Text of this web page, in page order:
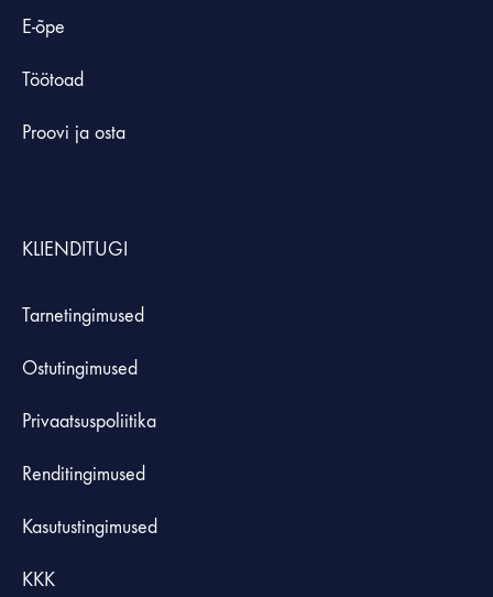
E-õpe
Töötoad
Proovi ja osta
KLIENDITUGI
Tarnetingimused
Ostutingimused
Privaatsuspoliitika
Renditingimused
Kasutustingimused
KKK